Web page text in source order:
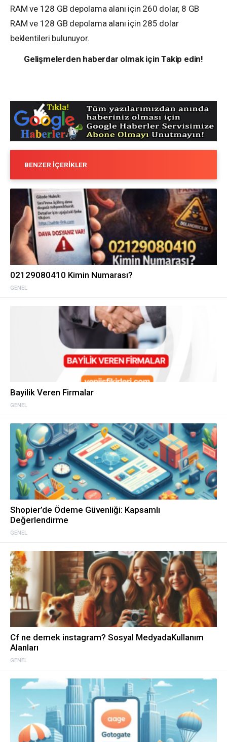
RAM ve 128 GB depolama alanı için 260 dolar, 8 GB
RAM ve 128 GB depolama alanı için 285 dolar
beklentileri bulunuyor.
Gelişmelerden haberdar olmak için Takip edin!
BENZER İÇERIKLER
GENEL
02129080410 Kimin Numarası?
GENEL
Bayilik Veren Firmalar
GENEL
Shopier’de Ödeme Güvenliği: Kapsamlı
Değerlendirme
GENEL
Cf ne demek instagram? Sosyal MedyadaKullanım
Alanları